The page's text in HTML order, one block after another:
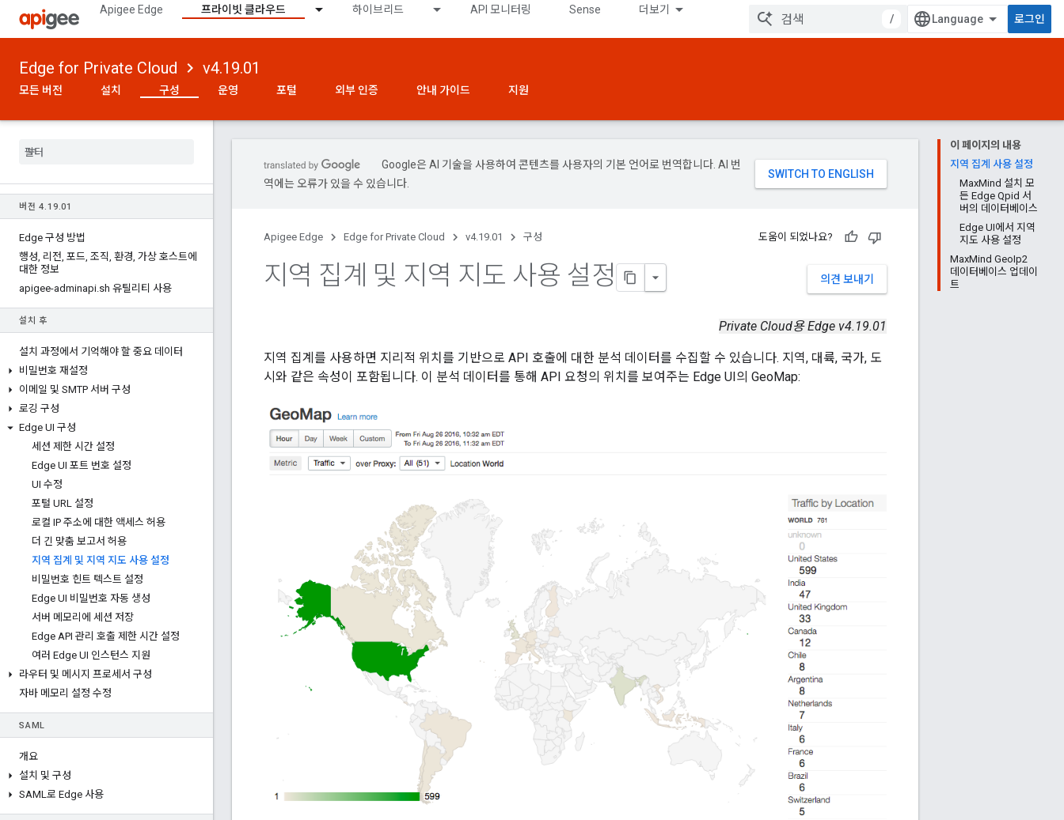
Apigee Edge 프라이빗 클라우드 하이브리드 API 모니터링 Sense 더보기
/ 로그인
Edge for Private Cloud v4.19.01
모든 버전 설치 구성 운영 포털 외부 인증 안내 가이드 지원
버전 4.19.01
Edge 구성 방법
행성, 리전, 포드, 조직, 환경, 가상 호스트에
대한 정보
apigee-adminapi.sh 유틸리티 사용
설치 후
설치 과정에서 기억해야 할 중요 데이터
비밀번호 재설정
이메일 및 SMTP 서버 구성
로깅 구성
Edge UI 구성
세션 제한 시간 설정
Edge UI 포트 번호 설정
UI 수정
포털 URL 설정
로컬 IP 주소에 대한 액세스 허용
더 긴 맞춤 보고서 허용
지역 집계 및 지역 지도 사용 설정
비밀번호 힌트 텍스트 설정
Edge UI 비밀번호 자동 생성
서버 메모리에 세션 저장
Edge API 관리 호출 제한 시간 설정
여러 Edge UI 인스턴스 지원
라우터 및 메시지 프로세서 구성
자바 메모리 설정 수정
SAML
개요
설치 및 구성
SAML로 Edge 사용
이 페이지의 내용
지역 집계 사용 설정
MaxMind 설치 모
든 Edge Qpid 서
버의 데이터베이스
Edge UI에서 지역
지도 사용 설정
MaxMind GeoIp2
데이터베이스 업데이
트
Google은 AI 기술을 사용하여 콘텐츠를 사용자의 기본 언어로 번역합니다. AI 번
역에는 오류가 있을 수 있습니다.
Apigee Edge Edge for Private Cloud v4.19.01 구성 도움이 되었나요?
의견 보내기
지역 집계 및 지역 지도 사용 설정
Private Cloud용 Edge v4.19.01
지역 집계를 사용하면 지리적 위치를 기반으로 API 호출에 대한 분석 데이터를 수집할 수 있습니다. 지역, 대륙, 국가, 도
시와 같은 속성이 포함됩니다. 이 분석 데이터를 통해 API 요청의 위치를 보여주는 Edge UI의 GeoMap: